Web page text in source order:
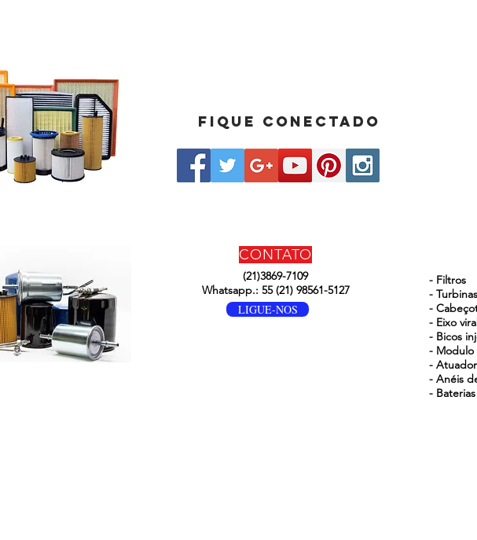
Fique conectado
CONTATO
(21)3869-7109
Whatsapp.: 55 (21) 98561-5127
LIGUE-NOS
- Filtros
- Turbinas
-
- Eixo
- Bicos
- Modulo
-
- Anéis
- Baterias